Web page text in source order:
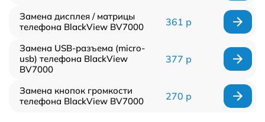
Замена дисплея / матрицы
телефона BlackView BV7000
361 р
Замена USB-разъема (micro-
usb) телефона BlackView
BV7000
377 р
Замена кнопок громкости
телефона BlackView BV7000
270 р